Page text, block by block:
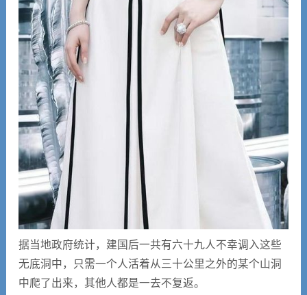
据当地政府统计，建国后一共有六十九人不幸调入这些
无底洞中，只需一个人活着从三十公里之外的某个山洞
中爬了出来，其他人都是一去不复返。